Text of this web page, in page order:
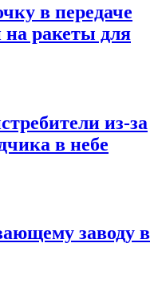
в передаче
ракеты для
из-за
в небе
заводу в